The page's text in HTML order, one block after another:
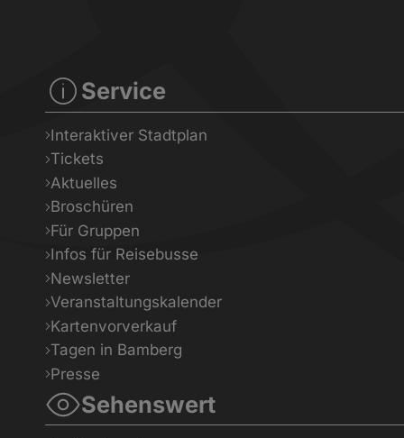
Service
Interaktiver Stadtplan
Tickets
Aktuelles
Broschüren
Für Gruppen
Infos für Reisebusse
Newsletter
Veranstaltungskalender
Kartenvorverkauf
Tagen in Bamberg
Presse
Sehenswert